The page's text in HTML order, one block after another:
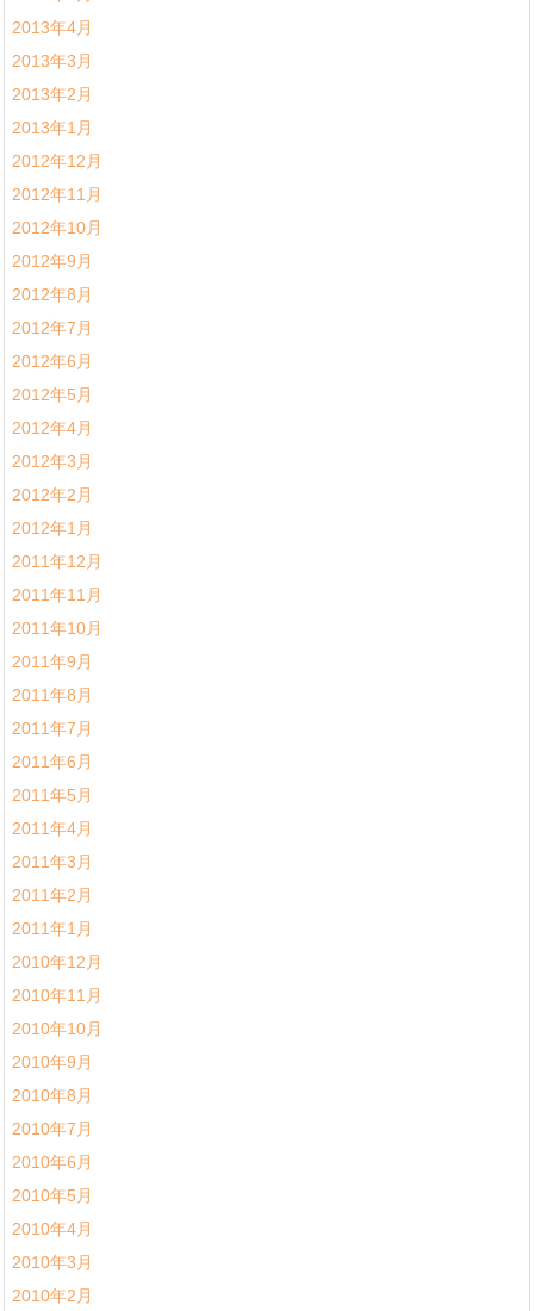
2013年4月
2013年3月
2013年2月
2013年1月
2012年12月
2012年11月
2012年10月
2012年9月
2012年8月
2012年7月
2012年6月
2012年5月
2012年4月
2012年3月
2012年2月
2012年1月
2011年12月
2011年11月
2011年10月
2011年9月
2011年8月
2011年7月
2011年6月
2011年5月
2011年4月
2011年3月
2011年2月
2011年1月
2010年12月
2010年11月
2010年10月
2010年9月
2010年8月
2010年7月
2010年6月
2010年5月
2010年4月
2010年3月
2010年2月